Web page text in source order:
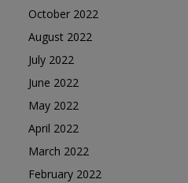
October 2022
August 2022
July 2022
June 2022
May 2022
April 2022
March 2022
February 2022